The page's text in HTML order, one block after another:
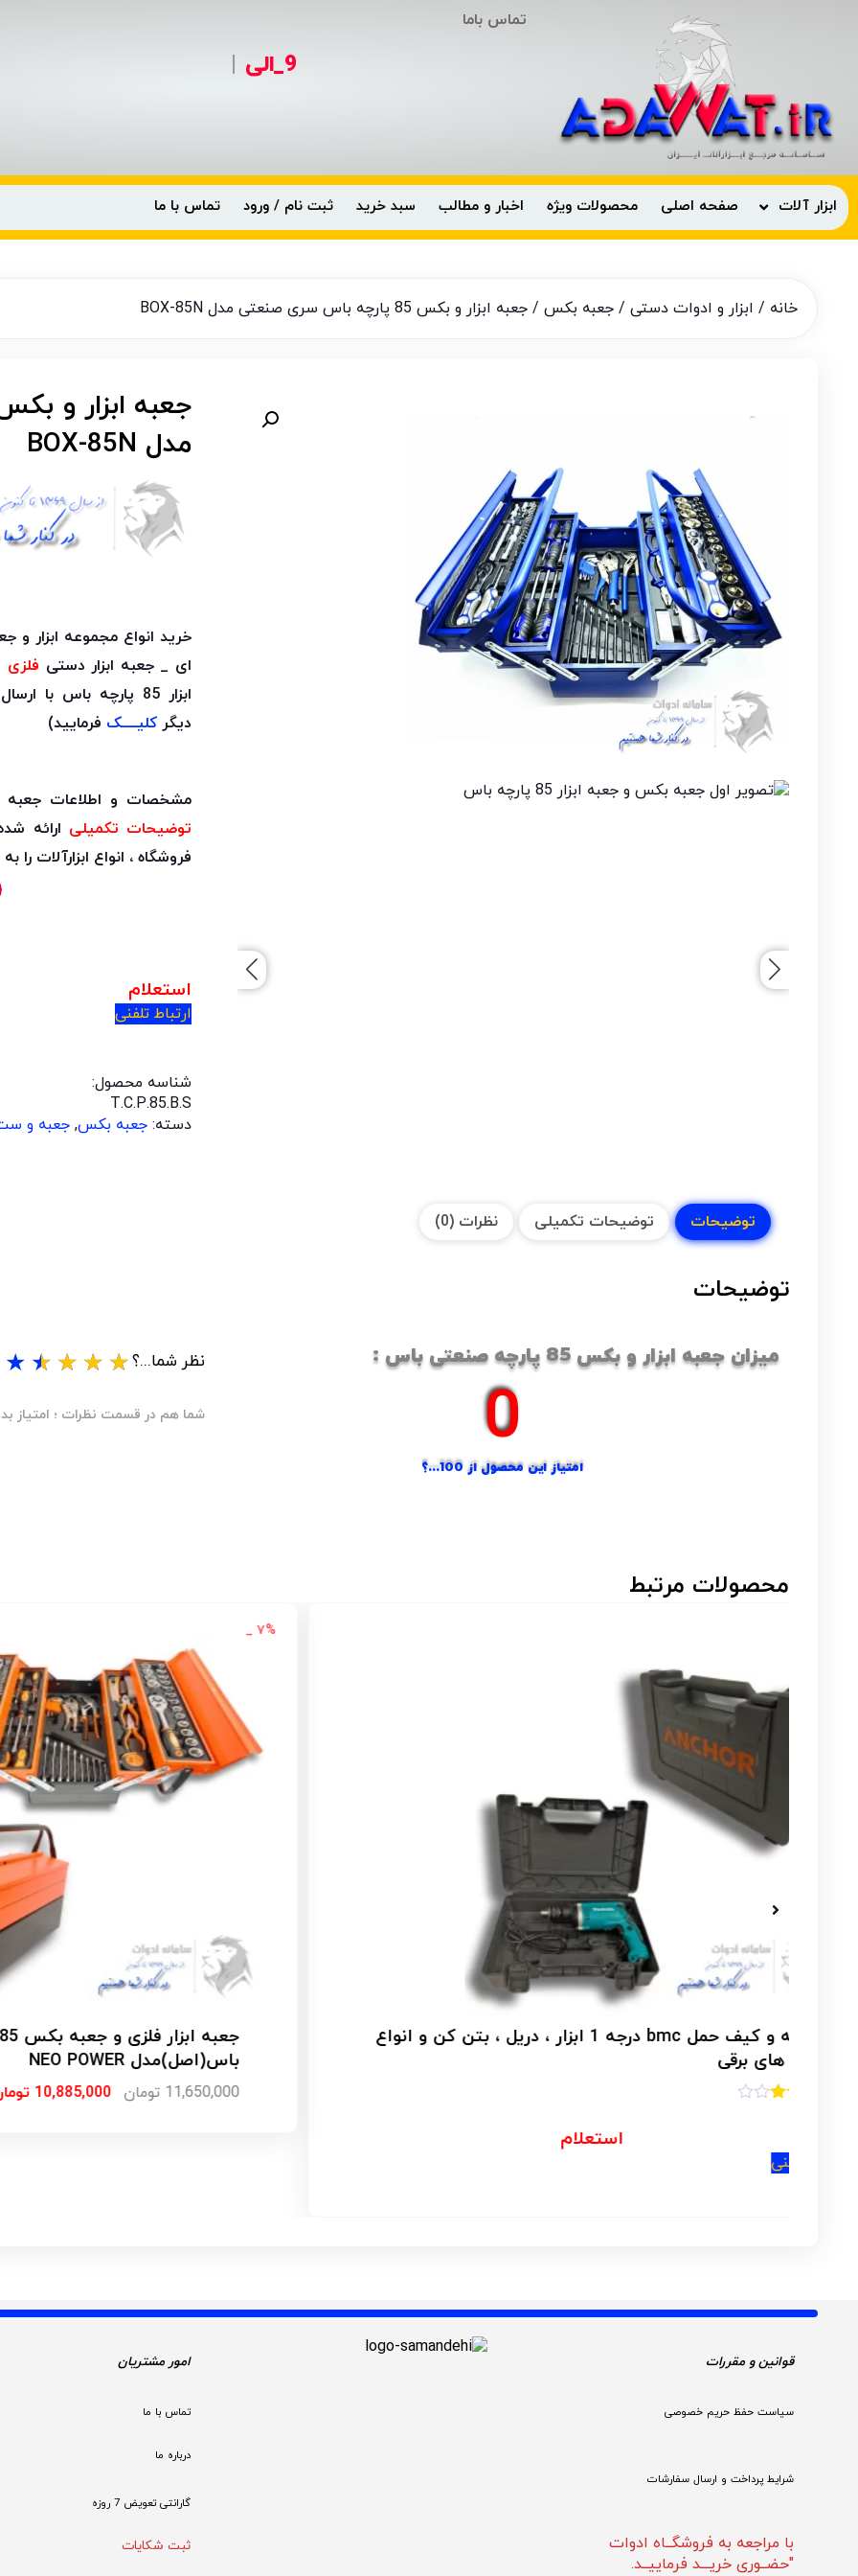
تماس باما
9_الی |
ابزار آلات صفحه اصلی محصولات ویژه اخبار و مطالب سبد خرید ثبت نام / ورود تماس با ما
خانه / ابزار و ادوات دستی / جعبه بکس / جعبه ابزار و بکس 85 پارچه باس سری صنعتی مدل BOX-85N
مدل BOX-85N
خرید انواع مجموعه
ای _ جعبه ابزار دستی فلزی
ابزار 85 پارچه باس با ارسال فوری و
دیگر کلیــــک فرمایید)
مشخصات و اطلاعات جعبه ابزار و
توضیحات تکمیلی ارائه
فروشگاه ، انواع ابزارآلات را
استعلام
ارتباط تلفنی
شناسه محصول:
T.C.P.85.B.S
دسته: جعبه بکس, جعبه و ست
توضیحات توضیحات تکمیلی نظرات (0)
توضیحات
میزان جعبه ابزار و بکس 85 پارچه صنعتی باس :
امتیاز این محصول از 100...؟
0
نظر شما...؟★
★
★
★
★
شما هم در قسمت نظرات ؛ امتیاز
محصولات مرتبط
جعبه ابزار فلزی و جعبه بکس 85 پارچه صنعتی
باس(اصل)مدل NEO POWER
جعبه بکس بلند فشار قوی 35
قوانین و مقررات
سیاست حفظ حریم خصوصی
شرایط پرداخت و ارسال سفارشات
با مراجعه به فروشگــاه ادوات
"حضــوری خریـــد فرماییــد.
امور مشتریان
تماس با ما
درباره ما
گارانتی تعویض 7 روزه
ثبت شکایات